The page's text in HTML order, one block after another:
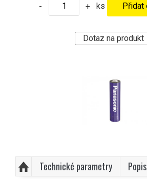
- + ks
Dotaz na produkt
Technické parametry Popis